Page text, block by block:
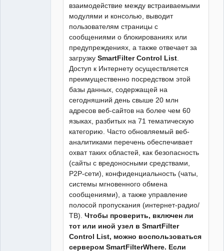
взаимодействие между встраиваемыми
модулями и консолью, выводит
пользователям страницы с
сообщениями о блокированиях или
предупреждениях, а также отвечает за
загрузкуSmartFilter Control List
Доступ к Интернету осуществляется
преимущественно посредством этой
базы данных, содержащей на
сегодняшний день свыше 20 млн
адресов веб-сайтов на более чем 60
языках, разбитых на 71 тематическую
категорию. Часто обновляемый веб-
аналитиками перечень обеспечивает
охват таких областей, как безопасность
(сайты с вредоносными средствами,
P2P-сети), конфиденциальность (чаты,
системы мгновенного обмена
сообщениями), а также управление
полосой пропускания (интернет-радио/
ТВ).Чтобы проверить, включен ли
тот или иной узел в SmartFilter
Control List, можно воспользоваться
сервером SmartFilterWhere. Если